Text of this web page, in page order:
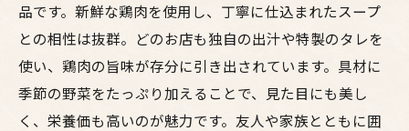
品です。新鮮な鶏肉を使用し、丁寧に仕込まれたスープ
との相性は抜群。どのお店も独自の出汁や特製のタレを
使い、鶏肉の旨味が存分に引き出されています。具材に
季節の野菜をたっぷり加えることで、見た目にも美し
く、栄養価も高いのが魅力です。友人や家族とともに囲